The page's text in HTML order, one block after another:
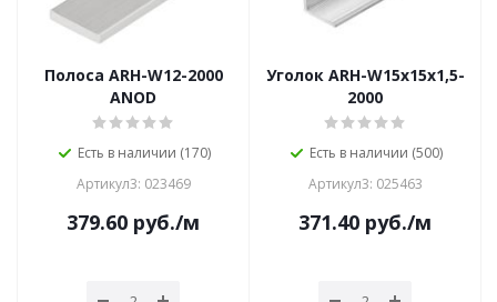
Полоса ARH-W12-2000
ANOD
Есть в наличии (170)
Артикул3: 023469
379.60 руб./м
Уголок ARH-W15x15x1,5-
2000
Есть в наличии (500)
Артикул3: 025463
371.40 руб./м